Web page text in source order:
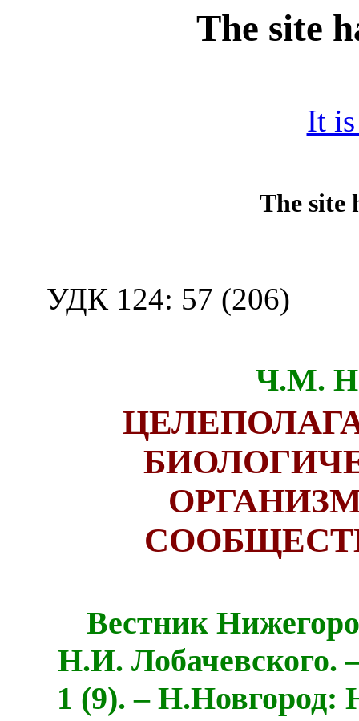
The site
It
УДК 124: 57 (206)
Ч.М.
Вестник
Н.И. Лобачевского.
1 (9). – Н.Новгород: